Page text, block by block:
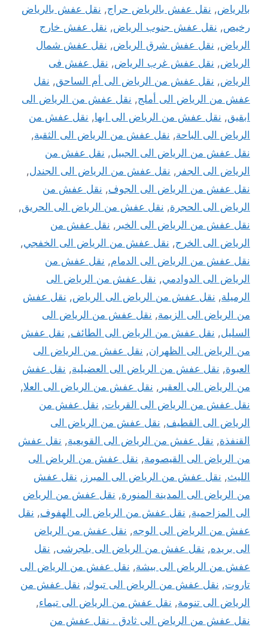
بالرياض, نقل عفش بالرياض حراج, نقل عفش بالرياض
رخيص, نقل عفش جنوب الرياض, نقل عفش خارج
الرياض, نقل عفش شرق الرياض, نقل عفش شمال
الرياض, نقل عفش غرب الرياض, نقل عفش فى
الرياض, نقل عفش من الرياض الى أم الساحق, نقل
عفش من الرياض الى أملج, نقل عفش من الرياض الى
ابقيق, نقل عفش من الرياض الى ابها, نقل عفش من
الرياض الى الباحة, نقل عفش من الرياض الى الثقبة,
نقل عفش من الرياض الى الجبيل, نقل عفش من
الرياض الى الجفر , نقل عفش من الرياض الى الجندل,
نقل عفش من الرياض الى الجوف, نقل عفش من
الرياض الى الحجرة, نقل عفش من الرياض الى الحريق,
نقل عفش من الرياض الى الخبر , نقل عفش من
الرياض الى الخرج, نقل عفش من الرياض الى الخفجي,
نقل عفش من الرياض الى الدمام, نقل عفش من
الرياض الى الدوادمي, نقل عفش من الرياض الى
الرميلة, نقل عفش من الرياض الى الرياض, نقل عفش
من الرياض الى الزيمة, نقل عفش من الرياض الى
السليل, نقل عفش من الرياض الى الطائف, نقل عفش
من الرياض الى الظهران, نقل عفش من الرياض الى
العبوة, نقل عفش من الرياض الى العضيلية, نقل عفش
من الرياض الى العقير , نقل عفش من الرياض الى العلا,
نقل عفش من الرياض الى القريات, نقل عفش من
الرياض الى القطيف, نقل عفش من الرياض الى
القنفذة, نقل عفش من الرياض الى القويعية, نقل عفش
من الرياض الى القيصومة, نقل عفش من الرياض الى
الليث, نقل عفش من الرياض الى المبرز , نقل عفش
من الرياض الى المدينة المنورة, نقل عفش من الرياض
الى المزاحمية, نقل عفش من الرياض الى الهفوف, نقل
عفش من الرياض الى الوجه, نقل عفش من الرياض
الى بريده, نقل عفش من الرياض الى بلجرشى, نقل
عفش من الرياض الى بيشة, نقل عفش من الرياض الى
تاروت, نقل عفش من الرياض الى تبوك, نقل عفش من
الرياض الى تنومة, نقل عفش من الرياض الى تيماء,
نقل عفش من الرياض الى ثادق . نقل عفش من